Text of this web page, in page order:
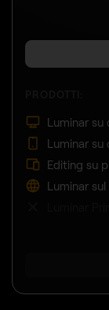
Luminar su
Luminar
Editing su
Luminar sul